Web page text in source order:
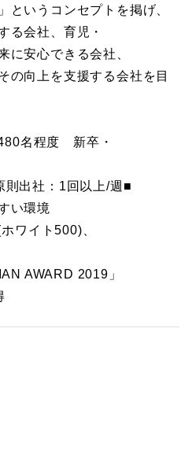
というコンセプトを掲げ、
る会社、育児・
に安心できる会社、
の向上を支援する会社を目
名程度 新卒・
則出社：1回以上/週■
い環境
ワイト500)、
AWARD 2019」